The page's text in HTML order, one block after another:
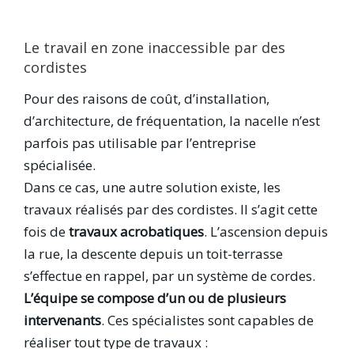
Le travail en zone inaccessible par des
cordistes
Pour des raisons de coût, d’installation,
d’architecture, de fréquentation, la nacelle n’est
parfois pas utilisable par l’entreprise
spécialisée.
Dans ce cas, une autre solution existe, les
travaux réalisés par des cordistes. Il s’agit cette
fois detravaux acrobatiques. L’ascension depuis
la rue, la descente depuis un toit-terrasse
s’effectue en rappel, par un système de cordes.
L’équipe se compose d’un ou de plusieurs
intervenants. Ces spécialistes sont capables de
réaliser tout type de travaux :